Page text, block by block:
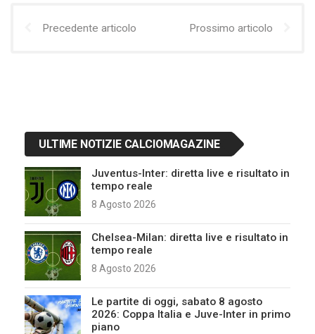
Precedente articolo Prossimo articolo
ULTIME NOTIZIE CALCIOMAGAZINE
Juventus-Inter: diretta live e risultato in
tempo reale
8 Agosto 2026
Chelsea-Milan: diretta live e risultato in
tempo reale
8 Agosto 2026
Le partite di oggi, sabato 8 agosto
2026: Coppa Italia e Juve-Inter in primo
piano